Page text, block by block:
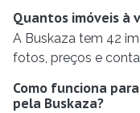
Quantos imóveis à
A Buskaza tem 42
fotos, preços e
Como funciona
pela Buskaza?